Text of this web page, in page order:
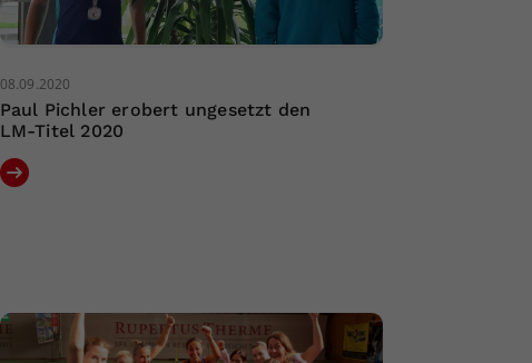
08.09.2020
Paul Pichler erobert ungesetzt den
LM-Titel 2020